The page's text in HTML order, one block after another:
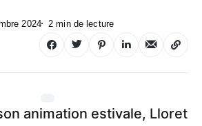
2024 2 min de lecture
animation estivale, Lloret